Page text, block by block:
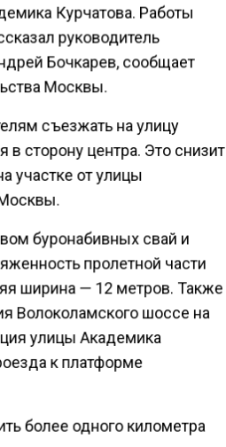
Курчатова. Работы
руководитель
Бочкарев, сообщает
Москвы.
съезжать на улицу
в сторону центра. Это снизит
участке от улицы
буронабивных свай и
пролетной части
ширина — 12 метров. Также
Волоколамского шоссе на
улицы Академика
к платформе
более одного километра